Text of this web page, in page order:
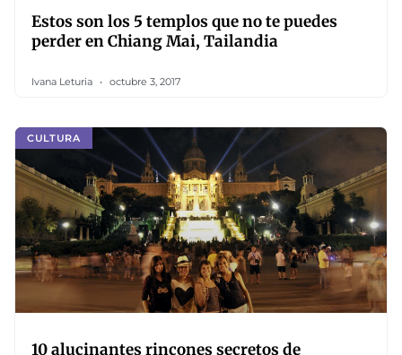
Estos son los 5 templos que no te puedes
perder en Chiang Mai, Tailandia
Ivana Leturia octubre 3, 2017
CULTURA
10 alucinantes rincones secretos de